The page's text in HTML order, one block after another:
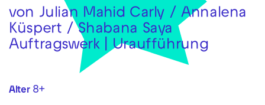
von Julian Mahid Carly / Annalena
Küspert / Shabana Saya
Auftragswerk | Uraufführung
Alter 8+